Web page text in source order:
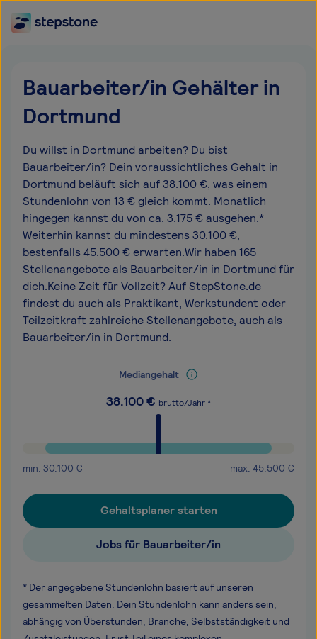
Bauarbeiter/in Gehälter in
Dortmund
Du willst in Dortmund arbeiten? Du bist
Bauarbeiter/in? Dein voraussichtliches Gehalt in
Dortmund beläuft sich auf 38.100 €, was einem
Stundenlohn von 13 € gleich kommt. Monatlich
hingegen kannst du von ca. 3.175 € ausgehen.*
Weiterhin kannst du mindestens 30.100 €,
bestenfalls 45.500 € erwarten.Wir haben 165
Stellenangebote als Bauarbeiter/in in Dortmund für
dich.Keine Zeit für Vollzeit? Auf StepStone.de
findest du auch als Praktikant, Werkstundent oder
Teilzeitkraft zahlreiche Stellenangebote, auch als
Bauarbeiter/in in Dortmund.
Mediangehalt
38.100€ brutto/Jahr *
min. 30.100 € max. 45.500 €
Gehaltsplaner starten
Jobs für Bauarbeiter/in
* Der angegebene Stundenlohn basiert auf unseren
gesammelten Daten. Dein Stundenlohn kann anders sein,
abhängig von Überstunden, Branche, Selbstständigkeit und